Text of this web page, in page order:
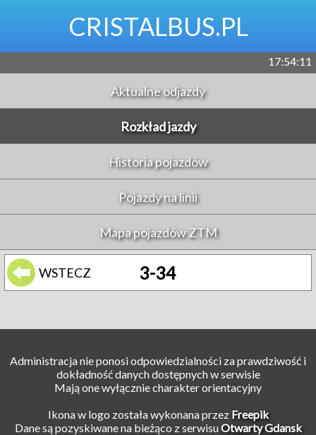
CRISTALBUS.PL
17:54:11
Aktualne odjazdy
Rozkład jazdy
Historia pojazdów
Pojazdy na linii
Mapa pojazdów ZTM
WSTECZ 3-34
Administracja nie ponosi odpowiedzialności za prawdziwość i
dokładność danych dostępnych w serwisie
Mają one wyłącznie charakter orientacyjny
Ikona w logo została wykonana przez Freepik
Dane są pozyskiwane na bieżąco z serwisuOtwarty Gdansk